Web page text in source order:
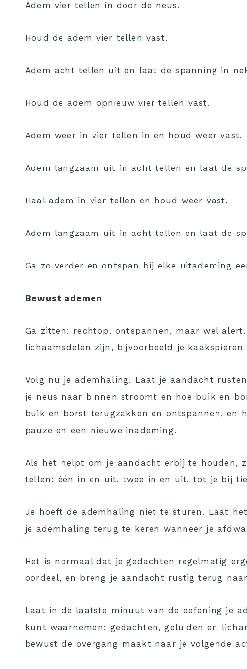
Adem vier tellen in door de neus.
Houd de adem vier tellen vast.
Adem acht tellen uit en laat de spanning in
Houd de adem opnieuw vier tellen vast.
Adem weer in vier tellen in en houd weer vast.
Adem langzaam uit in acht tellen en laat de
Haal adem in vier tellen en houd weer vast.
Adem langzaam uit in acht tellen en laat de
Ga zo verder en ontspan bij elke uitademing
Bewust ademen
Ga zitten: rechtop, ontspannen, maar wel
lichaamsdelen zijn, bijvoorbeeld je
Volg nu je ademhaling. Laat je aandacht
je neus naar binnen stroomt en hoe buik en
buik en borst terugzakken en ontspannen, en
pauze en een nieuwe inademing.
Als het helpt om je aandacht erbij te houden,
tellen: één in en uit, twee in en uit, tot je bij
Je hoeft de ademhaling niet te sturen. Laat
je ademhaling terug te keren wanneer je
Het is normaal dat je gedachten regelmatig
oordeel, en breng je aandacht rustig terug
Laat in de laatste minuut van de oefening je
kunt waarnemen: gedachten, geluiden en
bewust de overgang maakt naar je volgende